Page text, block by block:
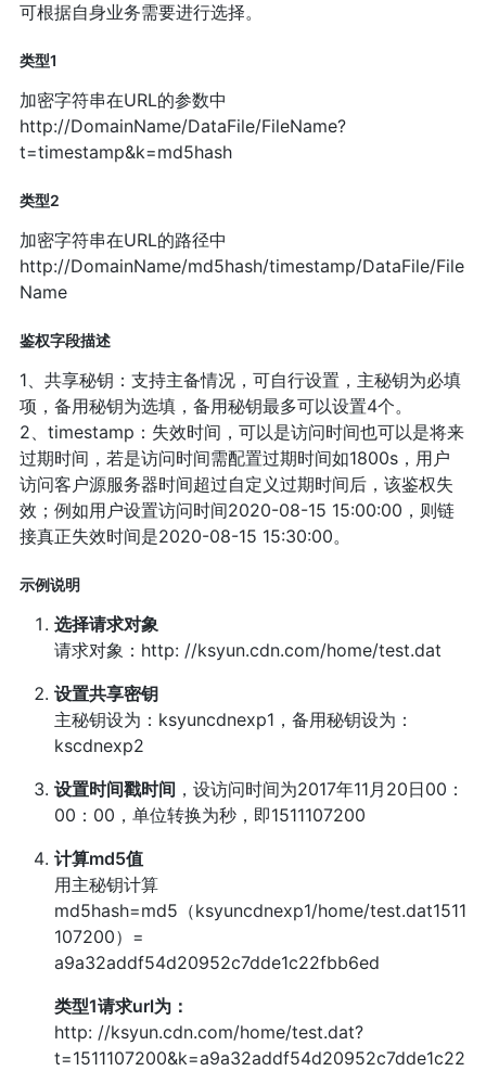
可根据自身业务需要进行选择。
类型1
加密字符串在URL的参数中
http://DomainName/DataFile/FileName?
t=timestamp&k=md5hash
类型2
加密字符串在URL的路径中
http://DomainName/md5hash/timestamp/DataFile/File
Name
鉴权字段描述
1、共享秘钥：支持主备情况，可自行设置，主秘钥为必填
项，备用秘钥为选填，备用秘钥最多可以设置4个。
2、timestamp：失效时间，可以是访问时间也可以是将来
过期时间，若是访问时间需配置过期时间如1800s，用户
访问客户源服务器时间超过自定义过期时间后，该鉴权失
效；例如用户设置访问时间2020-08-15 15:00:00，则链
接真正失效时间是2020-08-15 15:30:00。
示例说明
选择请求对象
请求对象：http: //ksyun.cdn.com/home/test.dat
设置共享密钥
主秘钥设为：ksyuncdnexp1，备用秘钥设为：
kscdnexp2
设置时间戳时间 ，设访问时间为2017年11月20日00：
00：00，单位转换为秒，即1511107200
计算md5值
用主秘钥计算
md5hash=md5（ksyuncdnexp1/home/test.dat1511
107200）=
a9a32addf54d20952c7dde1c22fbb6ed
类型1请求url为：
http: //ksyun.cdn.com/home/test.dat?
t=1511107200&k=a9a32addf54d20952c7dde1c22